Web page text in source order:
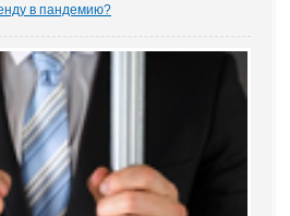
в пандемию?
практики Ольга Старых.